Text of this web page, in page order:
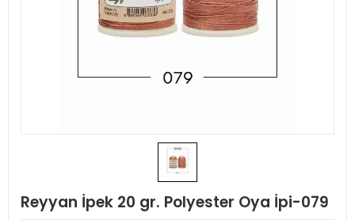
Reyyan İpek 20 gr. Polyester Oya İpi-079